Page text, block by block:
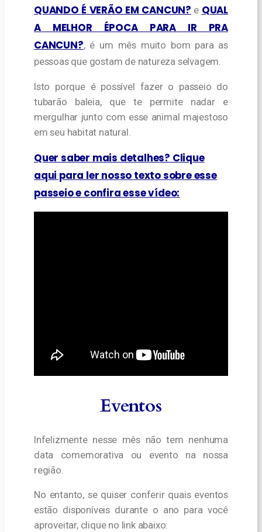
QUANDO É VERÃO EM CANCUN? e QUAL
A MELHOR ÉPOCA PARA IR PRA
CANCUN?, é um mês muito bom para as
pessoas que gostam de natureza selvagem.
Isto porque é possível fazer o passeio do
tubarão baleia, que te permite nadar e
mergulhar junto com esse animal majestoso
em seu habitat natural.
Quer saber mais detalhes? Clique
aqui para ler nosso texto sobre esse
passeio e confira esse vídeo:
Eventos
Infelizmente nesse mês não tem nenhuma
data comemorativa ou evento na nossa
região.
No entanto, se quiser conferir quais eventos
estão disponíveis durante o ano para você
aproveitar, clique no link abaixo: